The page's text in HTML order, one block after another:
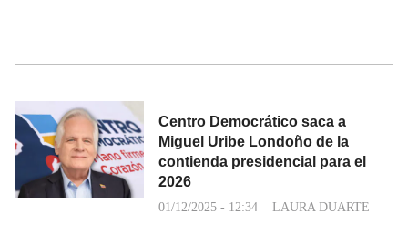
Centro Democrático saca a
Miguel Uribe Londoño de la
contienda presidencial para el
2026
01/12/2025 - 12:34 LAURA DUARTE